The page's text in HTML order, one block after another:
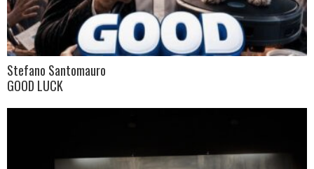
Stefano Santomauro
GOOD LUCK